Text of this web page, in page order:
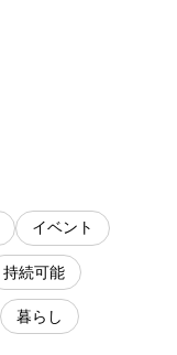
イベント
持続可能
暮らし